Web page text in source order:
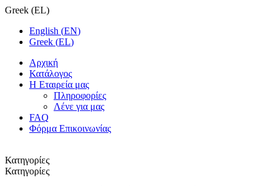
Greek (EL)
English (EN)
Greek (EL)
Αρχική
Κατάλογος
Η Εταιρεία μας
Πληροφορίες
Λένε για μας
FAQ
Φόρμα Επικοινωνίας
Κατηγορίες
Κατηγορίες